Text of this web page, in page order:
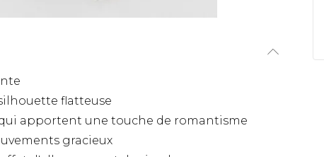
flatteuse
apportent une touche de romantisme
gracieux